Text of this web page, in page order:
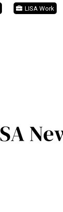
LISA Work